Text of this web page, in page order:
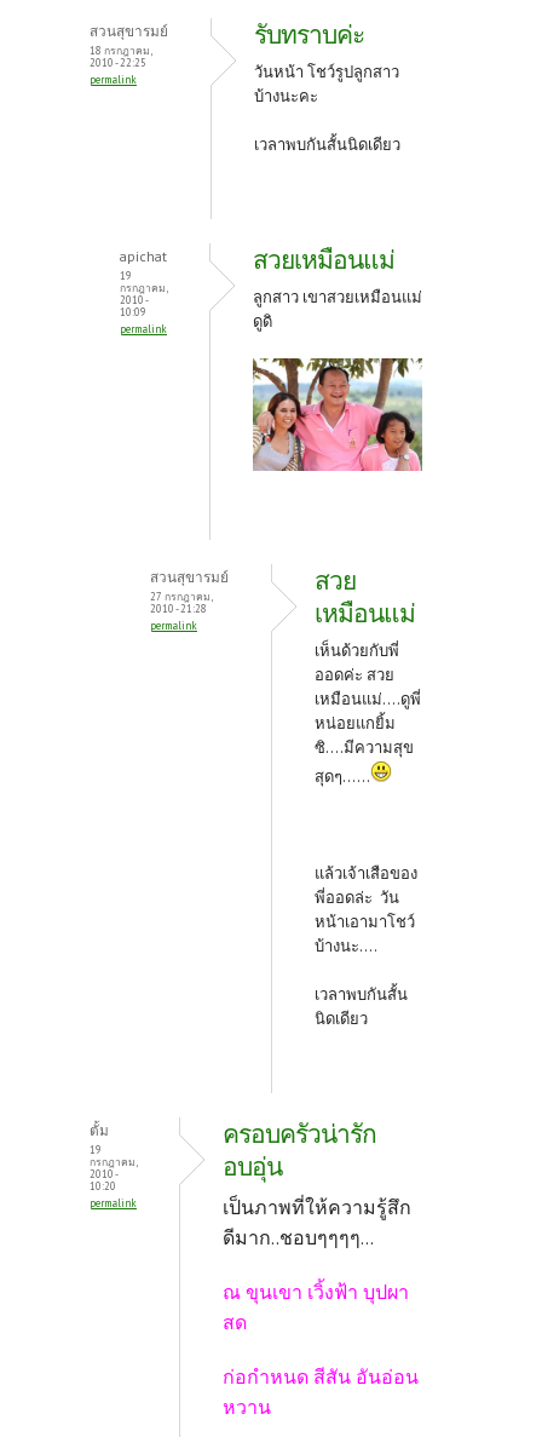
สวนสุขารมย์
18 กรกฎาคม,
2010 - 22:25
permalink
รับทราบค่ะ
วันหน้า โชว์รูปลูกสาว
บ้างนะคะ
เวลาพบกันสั้นนิดเดียว
apichat
19
กรกฎาคม,
2010 -
10:09
permalink
สวยเหมือนแม่
ลูกสาว เขาสวยเหมือนแม่
ดูดิ
สวนสุขารมย์
27 กรกฎาคม,
2010 - 21:28
permalink
สวย
เหมือนแม่
เห็นด้วยกับพี่
ออดค่ะ สวย
เหมือนแม่....ดูพี่
หน่อยแกยิ้ม
ซิ....มีความสุข
สุดๆ......
แล้วเจ้าเสือของ
พี่ออดล่ะ วัน
หน้าเอามาโชว์
บ้างนะ....
เวลาพบกันสั้น
นิดเดียว
ตั้ม
19
กรกฎาคม,
2010 -
10:20
permalink
ครอบครัวน่ารัก
อบอุ่น
เป็นภาพที่ให้ความรู้สึก
ดีมาก..ชอบๆๆๆๆ...
ณ ขุนเขา เวิ้งฟ้า บุปผา
สด
ก่อกำหนด สีสัน อันอ่อน
หวาน